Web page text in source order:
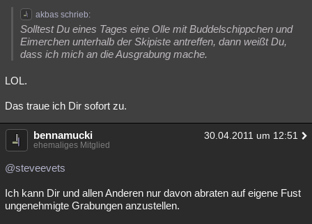
akbas schrieb:
Solltest Du eines Tages eine Olle mit Buddelschippchen und
Eimerchen unterhalb der Skipiste antreffen, dann weißt Du,
dass ich mich an die Ausgrabung mache.
LOL.
Das traue ich Dir sofort zu.
bennamucki 30.04.2011 um 12:51
ehemaliges Mitglied
@steveevets
Ich kann Dir und allen Anderen nur davon abraten auf eigene Fust
ungenehmigte Grabungen anzustellen.